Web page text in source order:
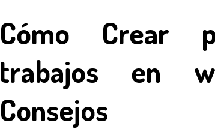
Cómo Crear
trabajos en
Consejos